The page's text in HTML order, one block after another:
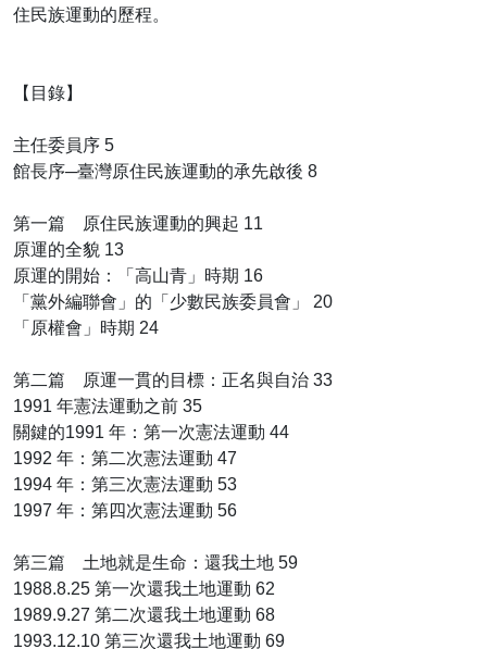
住民族運動的歷程。
【目錄】
主任委員序 5
館長序─臺灣原住民族運動的承先啟後 8
第一篇 原住民族運動的興起 11
原運的全貌 13
原運的開始：「高山青」時期 16
「黨外編聯會」的「少數民族委員會」 20
「原權會」時期 24
第二篇 原運一貫的目標：正名與自治 33
1991 年憲法運動之前 35
關鍵的1991 年：第一次憲法運動 44
1992 年：第二次憲法運動 47
1994 年：第三次憲法運動 53
1997 年：第四次憲法運動 56
第三篇 土地就是生命：還我土地 59
1988.8.25 第一次還我土地運動 62
1989.9.27 第二次還我土地運動 68
1993.12.10 第三次還我土地運動 69